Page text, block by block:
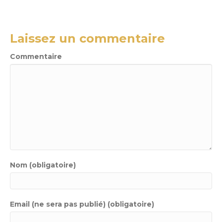
Laissez un commentaire
Commentaire
Nom (obligatoire)
Email (ne sera pas publié) (obligatoire)